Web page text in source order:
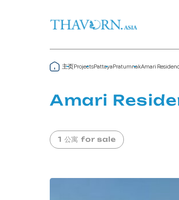
主页ProjectsPattayaPratumnakAmari
Amari
1 公寓 for sale